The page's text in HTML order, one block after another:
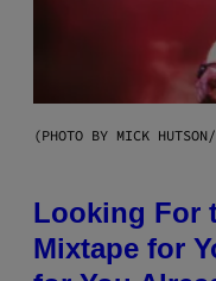
(PHOTO BY MICK HUTSON/
Looking For
Mixtape for